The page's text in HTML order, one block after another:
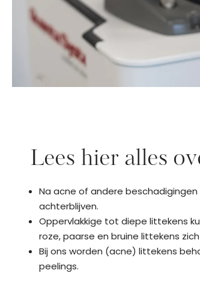
Lees hier alles
Na acne of andere
achterblijven.
Oppervlakkige tot diepe littekens
roze, paarse en bruine littekens
Bij ons worden (acne) littekens
peelings.